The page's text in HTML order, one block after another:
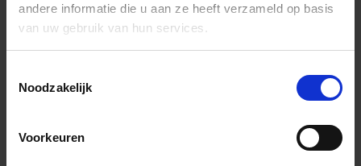
andere informatie die u aan ze heeft verzameld op basis
van uw gebruik van hun services.
Noodzakelijk
Voorkeuren